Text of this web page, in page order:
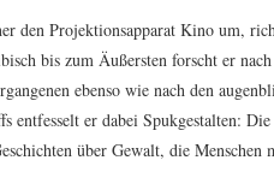
den Projektionsapparat Kino um,
bis zum Äußersten forscht er
ebenso wie nach den
entfesselt er dabei Spukgestalten:
über Gewalt, die